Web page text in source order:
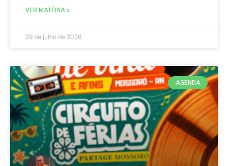
VER MATÉRIA »
29 de julho de 2026
AGENDA